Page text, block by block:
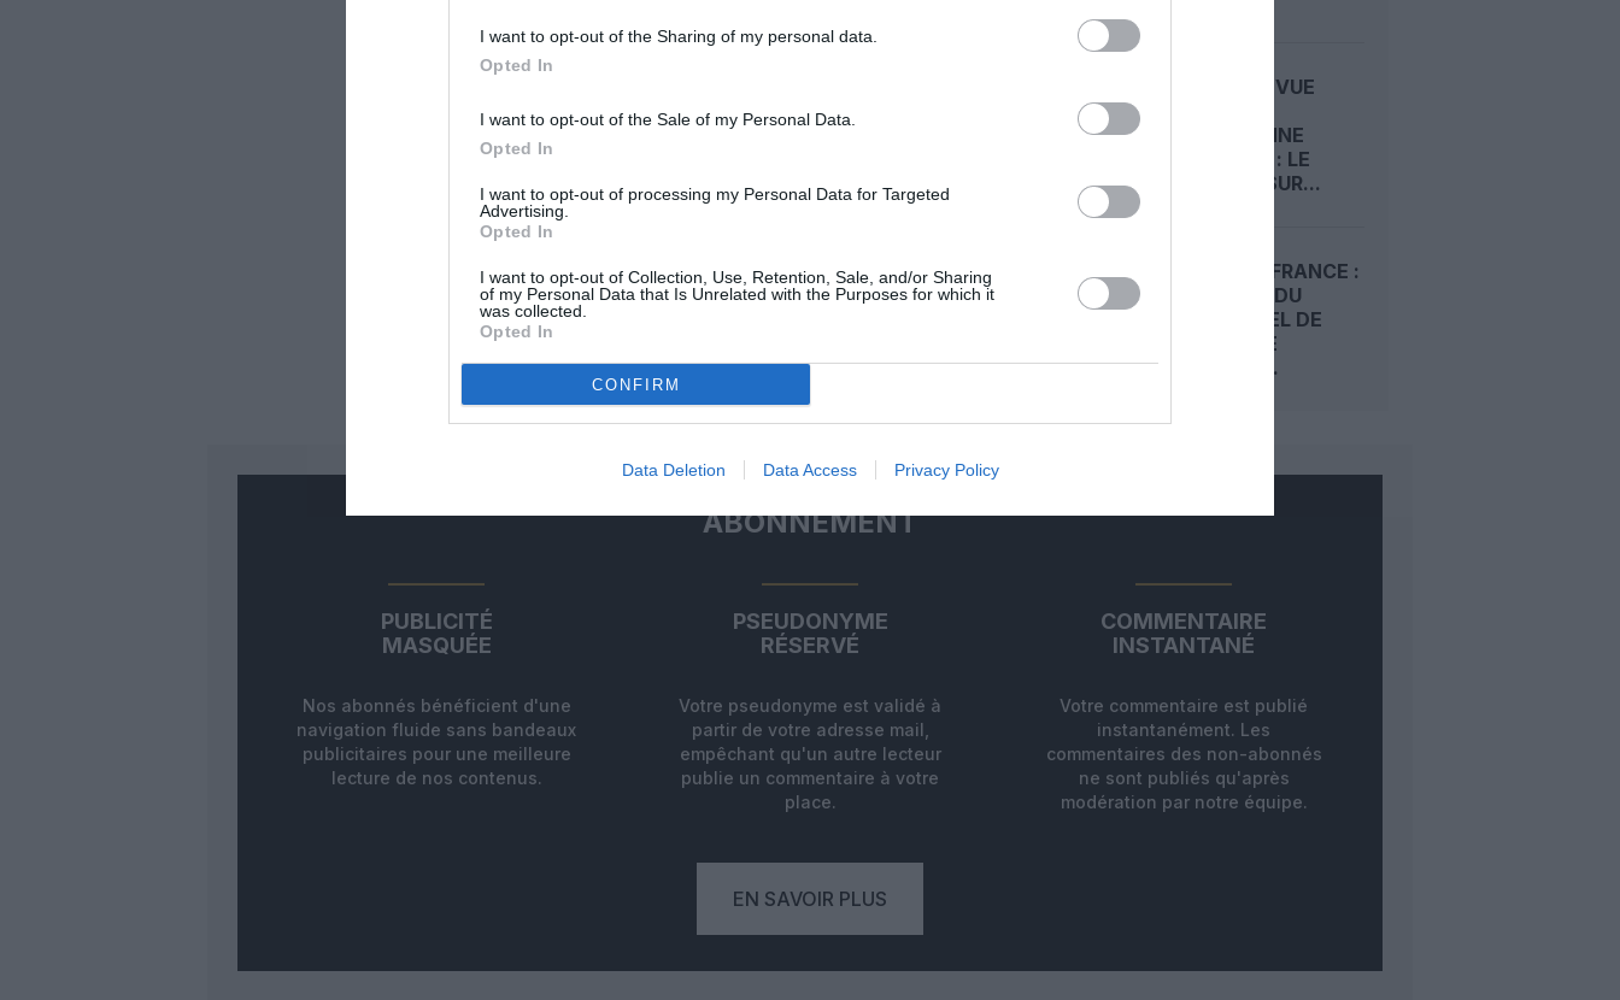
I want to opt-out of the Sharing of my personal data.
Opted In
I want to opt-out of the Sale of my Personal Data.
Opted In
I want to opt-out of processing my Personal Data for Targeted
Advertising.
Opted In
I want to opt-out of Collection, Use, Retention, Sale, and/or Sharing
of my Personal Data that Is Unrelated with the Purposes for which it
was collected.
Opted In
CONFIRM
Data Deletion Data Access Privacy Policy
GRÈVE EN VUE
CANADIENNE
WESTJET : LE
CONFLIT SUR...
EASYJET FRANCE :
LA GRÈVE DU
PERSONNEL DE
CABINE SE
PRÉCISE,...
ABONNEMENT
PUBLICITÉ
MASQUÉE
Nos abonnés bénéficient d'une
navigation fluide sans bandeaux
publicitaires pour une meilleure
lecture de nos contenus.
PSEUDONYME
RÉSERVÉ
Votre pseudonyme est validé à
partir de votre adresse mail,
empêchant qu'un autre lecteur
publie un commentaire à votre
place.
COMMENTAIRE
INSTANTANÉ
Votre commentaire est publié
instantanément. Les
commentaires des non-abonnés
ne sont publiés qu'après
modération par notre équipe.
EN SAVOIR PLUS